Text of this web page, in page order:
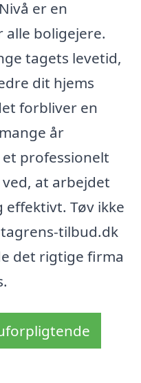
er en
boligejere.
tagets levetid,
dit hjems
forbliver en
år
professionelt
at arbejdet
Tøv ikke
tilbud.dk
det rigtige firma